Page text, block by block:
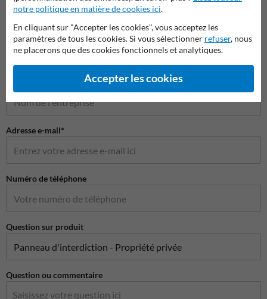
Poser votre question à Panneausignalisation.be
Nom*
Adresse e-mail*
Numéro de téléphone
Question sur produit
Question ou commentaire
notre politique en matière de cookies ici.
En cliquant sur "Accepter les cookies", vous acceptez les
paramètres de tous les cookies. Si vous sélectionner refuser, nous
ne placerons que des cookies fonctionnels et analytiques.
Accepter les cookies